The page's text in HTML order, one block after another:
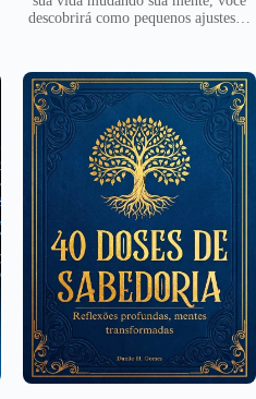
descobrirá como pequenos ajustes…